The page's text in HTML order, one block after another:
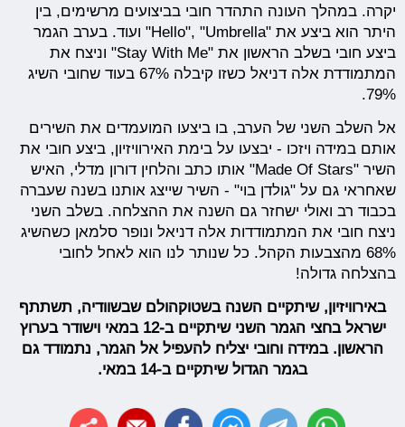
יקרה. במהלך העונה התהדר חובי בביצועים מרשימים, בין
היתר הוא ביצע את "Hello", "Umbrella" ועוד. בערב הגמר
ביצע חובי בשלב הראשון את "Stay With Me" וניצח את
המתמודדת אלה דניאל כשזו קיבלה 67% בעוד שחובי השיג
79%.
אל השלב השני של הערב, בו ביצעו המועמדים את השירים
אותם במידה ויזכו - יבצעו על בימת האירוויזיון, ביצע חובי את
השיר "Made Of Stars" אותו כתב והלחין דורון מדלי, האיש
שאחראי גם על "גולדן בוי" - השיר שייצג אותנו בשנה שעברה
בכבוד רב ואולי ישחזר גם השנה את ההצלחה. בשלב השני
ניצח חובי את המתמודדות אלה דניאל ונופר סלמאן כשהשיג
68% מהצבעות הקהל. כל שנותר לנו הוא לאחל לחובי
בהצלחה גדולה!
באירוויזיון, שיתקיים השנה בשטוקהולם שבשוודיה, תשתתף
ישראל בחצי הגמר השני שיתקיים ב-12 במאי וישודר בערוץ
הראשון. במידה וחובי יצליח להעפיל אל הגמר, נתמודד גם
בגמר הגדול שיתקיים ב-14 במאי.